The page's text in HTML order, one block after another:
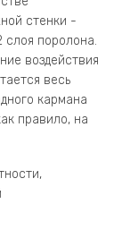
стенки -
слоя поролона.
воздействия
весь
кармана
правило, на